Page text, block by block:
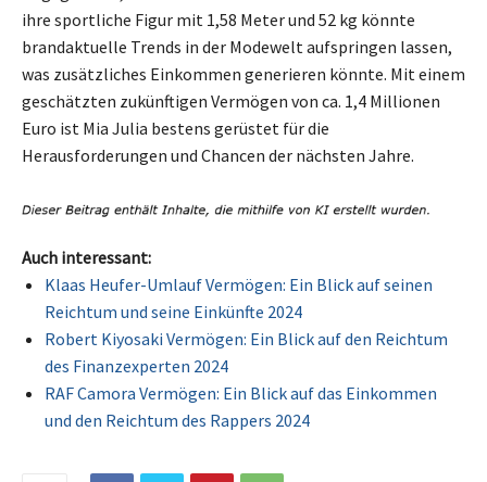
ihre sportliche Figur mit 1,58 Meter und 52 kg könnte
brandaktuelle Trends in der Modewelt aufspringen lassen,
was zusätzliches Einkommen generieren könnte. Mit einem
geschätzten zukünftigen Vermögen von ca. 1,4 Millionen
Euro ist Mia Julia bestens gerüstet für die
Herausforderungen und Chancen der nächsten Jahre.
Auch interessant:
Klaas Heufer-Umlauf Vermögen: Ein Blick auf seinen
Reichtum und seine Einkünfte 2024
Robert Kiyosaki Vermögen: Ein Blick auf den Reichtum
des Finanzexperten 2024
RAF Camora Vermögen: Ein Blick auf das Einkommen
und den Reichtum des Rappers 2024